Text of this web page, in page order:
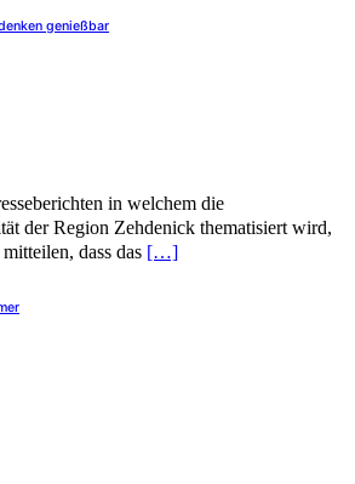
genießbar
in welchem die
der Region Zehdenick thematisiert wird,
dass das […]